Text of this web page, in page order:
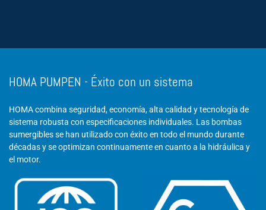
HOMA PUMPEN - Éxito con un sistema
HOMA combina seguridad, economía, alta calidad y tecnología de
sistema robusta con especificaciones individuales. Las bombas
sumergibles se han utilizado con éxito en todo el mundo durante
décadas y se optimizan continuamente en cuanto a la hidráulica y
el motor.